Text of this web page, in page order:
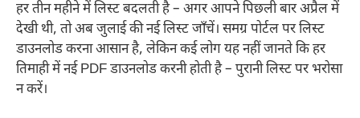
हर तीन महीने में लिस्ट बदलती है – अगर आपने पिछली बार अप्रैल में
देखी थी, तो अब जुलाई की नई लिस्ट जाँचें। समग्र पोर्टल पर लिस्ट
डाउनलोड करना आसान है, लेकिन कई लोग यह नहीं जानते कि हर
तिमाही में नई PDF डाउनलोड करनी होती है – पुरानी लिस्ट पर भरोसा
न करें।